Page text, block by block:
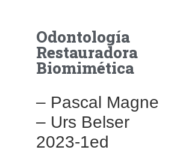
Odontología
Restauradora
Biomimética
– Pascal Magne
– Urs Belser
2023-1ed